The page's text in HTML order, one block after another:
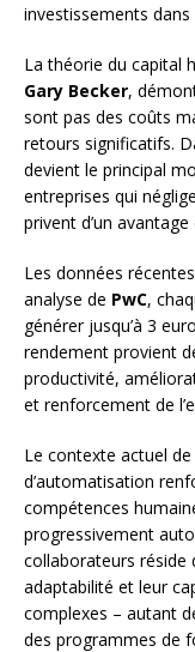
investissements dans
La théorie du capital
Gary Becker,
sont pas des coûts
retours significatifs.
devient le principal
entreprises qui
privent d’un
Les données
analyse de PwC,
générer jusqu’à 3
rendement provient
productivité,
et renforcement de
Le contexte actuel
d’automatisation
compétences
progressivement
collaborateurs réside
adaptabilité et leur
complexes – autant
des programmes de